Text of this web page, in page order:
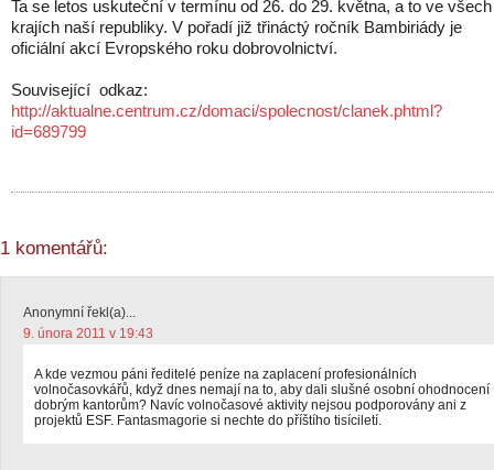
Ta se letos uskuteční v termínu od 26. do 29. května, a to ve všech
krajích naší republiky. V pořadí již třináctý ročník Bambiriády je
oficiální akcí Evropského roku dobrovolnictví.
Související odkaz:
http://aktualne.centrum.cz/domaci/spolecnost/clanek.phtml?
id=689799
1 komentářů:
Anonymní řekl(a)...
9. února 2011 v 19:43
A kde vezmou páni ředitelé peníze na zaplacení profesionálních
volnočasovkářů, když dnes nemají na to, aby dali slušné osobní ohodnocení
dobrým kantorům? Navíc volnočasové aktivity nejsou podporovány ani z
projektů ESF. Fantasmagorie si nechte do příštího tisíciletí.